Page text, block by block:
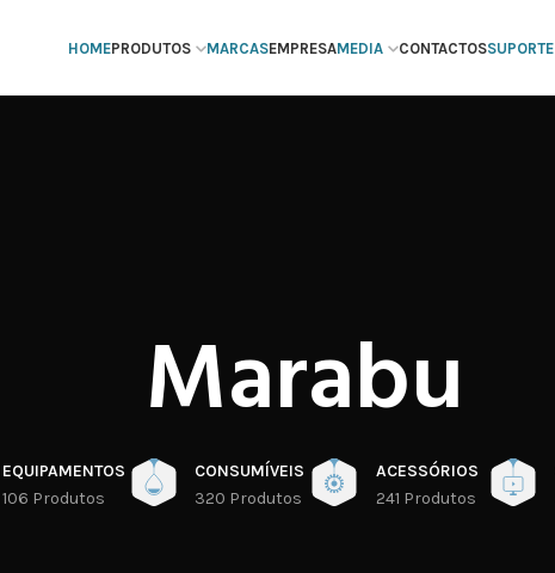
HOMEPRODUTOS MARCASEMPRESAMEDIA CONTACTOSSUPORTE
Marabu
EQUIPAMENTOS
106 Produtos
CONSUMÍVEIS
320 Produtos
ACESSÓRIOS
241 Produtos